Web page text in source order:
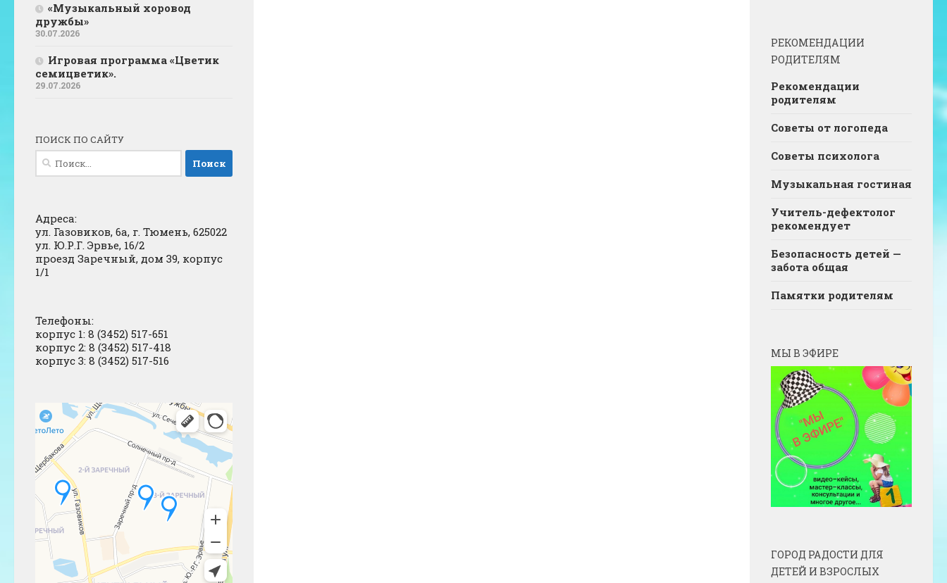
«Музыкальный хоровод
дружбы»
30.07.2026
Игровая программа «Цветик
семицветик».
29.07.2026
ПОИСК ПО САЙТУ
Найти:
Адреса:
ул. Газовиков, 6а, г. Тюмень, 625022
ул. Ю.Р.Г. Эрвье, 16/2
проезд Заречный, дом 39, корпус
1/1
Телефоны:
корпус 1: 8 (3452) 517-651
корпус 2: 8 (3452) 517-418
корпус 3: 8 (3452) 517-516
РЕКОМЕНДАЦИИ
РОДИТЕЛЯМ
Рекомендации
родителям
Советы от логопеда
Советы психолога
Музыкальная гостиная
Учитель-дефектолог
рекомендует
Безопасность детей —
забота общая
Памятки родителям
МЫ В ЭФИРЕ
ГОРОД РАДОСТИ ДЛЯ
ДЕТЕЙ И ВЗРОСЛЫХ